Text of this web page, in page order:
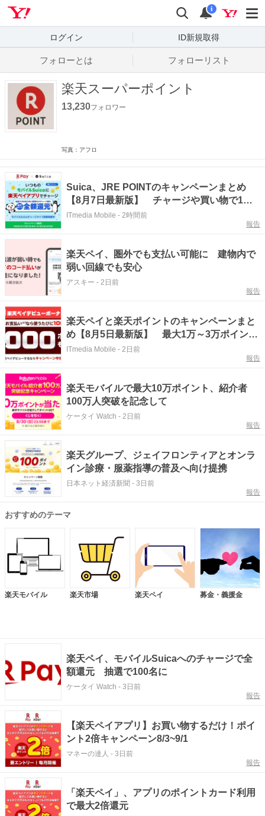
検索
通知
i
ログイン ID新規取得
フォローとは フォローリスト
楽天スーパーポイント
13,230フォロワー
写真：アフロ
Suica、JRE POINTのキャンペーンまとめ
【8月7日最新版】 チャージや買い物で1万
～2万ポイント還元
ITmedia Mobile - 2時間前
報告
楽天ペイ、圏外でも支払い可能に 建物内で
弱い回線でも安心
アスキー - 2日前
報告
楽天ペイと楽天ポイントのキャンペーンまと
め【8月5日最新版】 最大1万～3万ポイント
還元や20％還元あり
ITmedia Mobile - 2日前
報告
楽天モバイルで最大10万ポイント、紹介者
100万人突破を記念して
ケータイ Watch - 2日前
報告
楽天グループ、ジェイフロンティアとオンラ
イン診療・服薬指導の普及へ向け提携
日本ネット経済新聞 - 3日前
報告
おすすめのテーマ
楽天モバイル 楽天市場 楽天ペイ 募金・義援金
楽天ペイ、モバイルSuicaへのチャージで全
額還元 抽選で100名に
ケータイ Watch - 3日前
報告
【楽天ペイアプリ】お買い物するだけ！ポイ
ント2倍キャンペーン8/3~9/1
マネーの達人 - 3日前
報告
「楽天ペイ」、アプリのポイントカード利用
で最大2倍還元